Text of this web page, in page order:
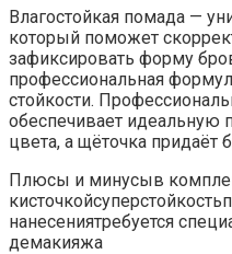
Влагостойкая помада —
который поможет
зафиксировать форму
профессиональная
стойкости.
обеспечивает идеальную
цвета, а щёточка придаёт
Плюсы и минусыв
нанесениятребуется
демакияжа